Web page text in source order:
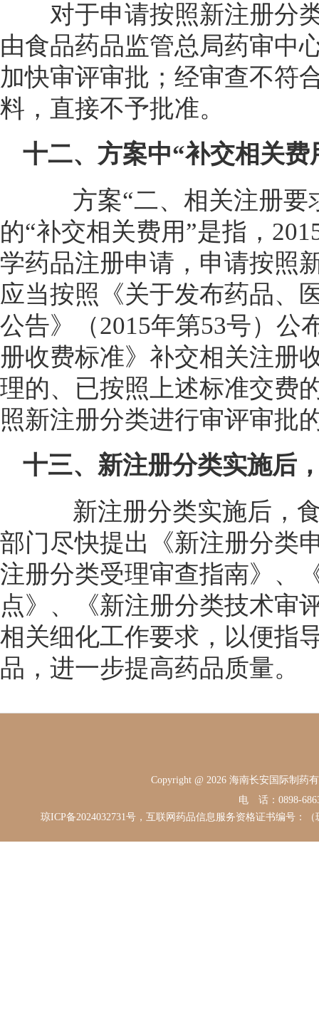
对于申请按照新注册分类
由食品药品监管总局药审中
加快审评审批；经审查不符
料，直接不予批准。
十二、方案中“补交相关费
方案“二、相关注册要
的“补交相关费用”是指，
学药品注册申请，申请按照
应当按照《关于发布药品、
公告》（2015年第53号）公
册收费标准》补交相关注册
理的、已按照上述标准交费
照新注册分类进行审评审批
十三、新注册分类实施后
新注册分类实施后，食
部门尽快提出《新注册分类
注册分类受理审查指南》、
点》、《新注册分类技术审
相关细化工作要求，以便指
品，进一步提高药品质量。
Copyright @ 2026 海南长安国际制
电 话：0898-
琼ICP备2024032731号，互联网药品信息服务资格证书编号：（